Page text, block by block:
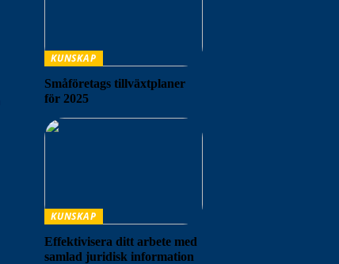
KUNSKAP
Småföretags tillväxtplaner
för 2025
KUNSKAP
Effektivisera ditt arbete med
samlad juridisk information